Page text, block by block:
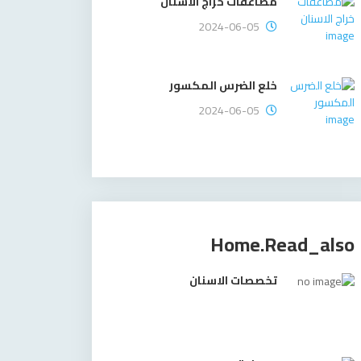
2024-06-05
خلع الضرس المكسور
2024-06-05
Home.read_also
تخصصات الاسنان